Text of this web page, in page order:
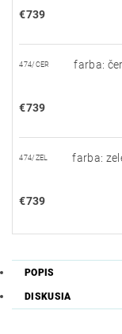
€739
474/CER farba:
€739
474/ZEL farba:
€739
POPIS
DISKUSIA